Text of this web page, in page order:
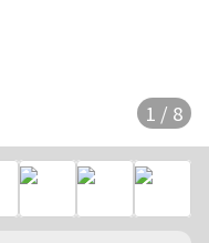
1 / 8